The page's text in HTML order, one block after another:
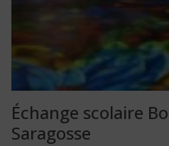
Échange scolaire
Saragosse